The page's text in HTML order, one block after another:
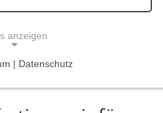
für jedes
anzeigen
| Datenschutz